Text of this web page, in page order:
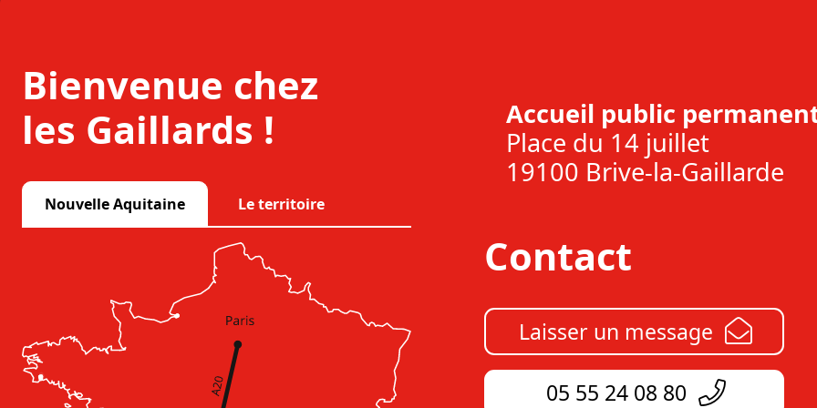
Bienvenue chez
les Gaillards !
Nouvelle Aquitaine Le territoire
Accueil public
Place du 14 juillet
19100 Brive-la-Gaillarde
Contact
Laisser un message
05 55 24 08 80